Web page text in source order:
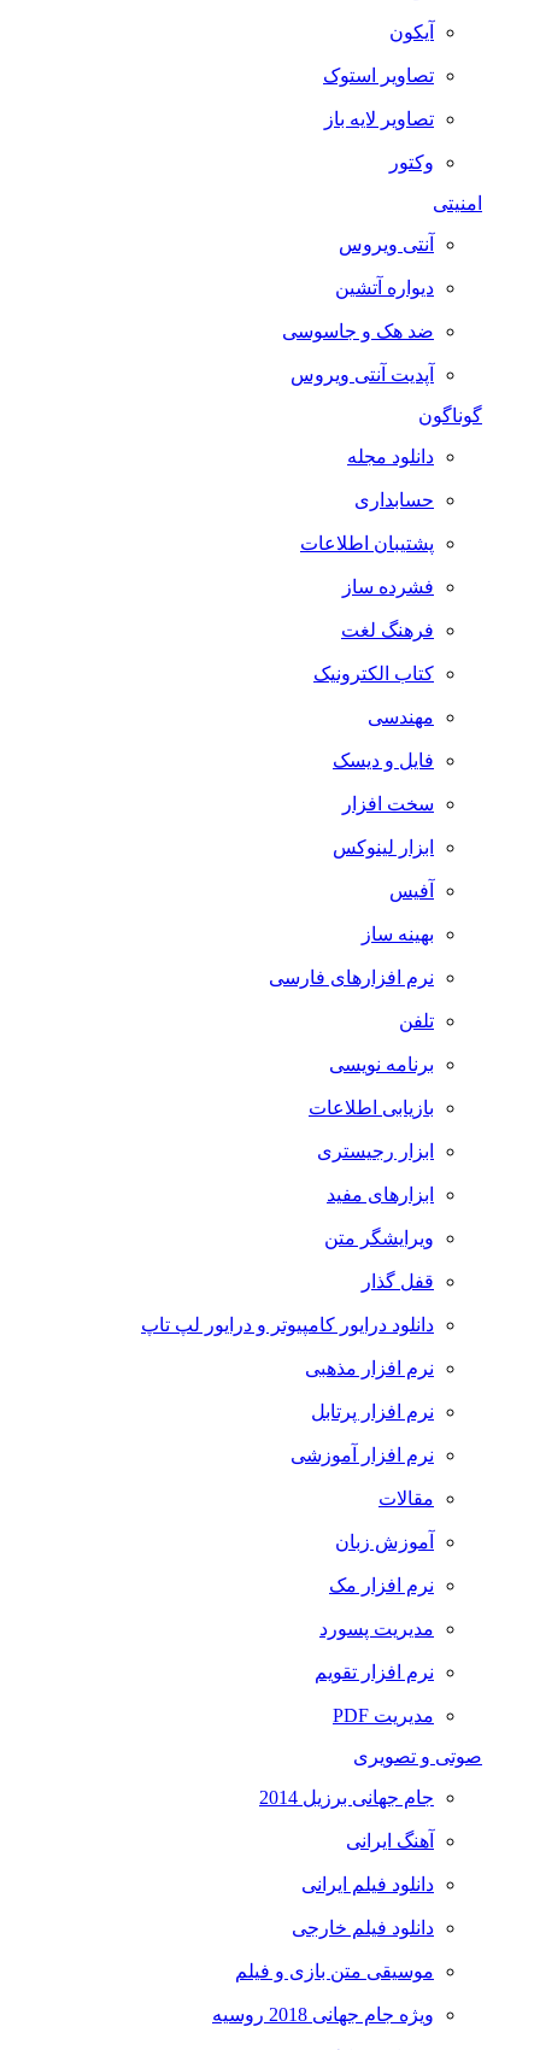
آیکون
تصاویر استوک
تصاویر لایه باز
وکتور
امنیتی
آنتی ویروس
دیواره آتشین
ضد هک و جاسوسی
آپدیت آنتی ویروس
گوناگون
دانلود مجله
حسابداری
پشتیبان اطلاعات
فشرده ساز
فرهنگ لغت
کتاب الکترونیک
مهندسی
فایل و دیسک
سخت افزار
ابزار لینوکس
آفیس
بهینه ساز
نرم افزارهای فارسی
تلفن
برنامه نویسی
بازیابی اطلاعات
ابزار رجیستری
ابزارهای مفید
ویرایشگر متن
قفل گذار
دانلود درایور کامپیوتر و درایور لپ تاپ
نرم افزار مذهبی
نرم افزار پرتابل
نرم افزار آموزشی
مقالات
آموزش زبان
نرم افزار مک
مدیریت پسورد
نرم افزار تقویم
مدیریت PDF
صوتی و تصویری
جام جهانی برزیل 2014
آهنگ ایرانی
دانلود فیلم ایرانی
دانلود فیلم خارجی
موسیقی متن بازی و فیلم
ویژه جام جهانی 2018 روسیه